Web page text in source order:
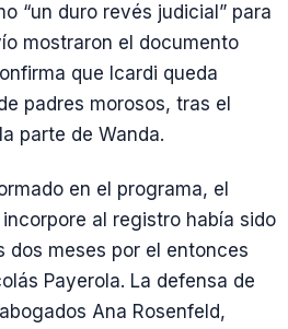
“un duro revés judicial” para
mostraron el documento
que Icardi queda
padres morosos, tras el
parte de Wanda.
en el programa, el
al registro había sido
dos meses por el entonces
Payerola. La defensa de
Ana Rosenfeld,